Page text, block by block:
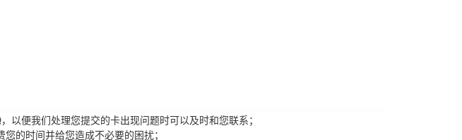
以便我们处理您提交的卡出现问题时可以及时和您联系；
的时间并给您造成不必要的困扰；